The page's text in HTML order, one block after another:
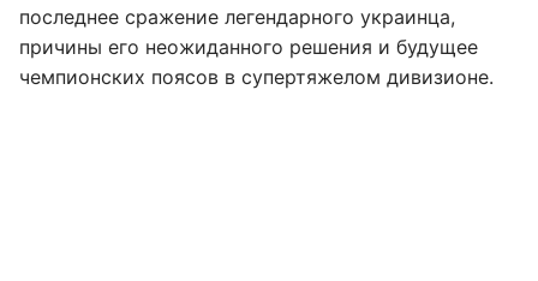
последнее сражение легендарного украинца,
причины его неожиданного решения и будущее
чемпионских поясов в супертяжелом дивизионе.